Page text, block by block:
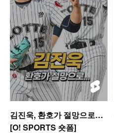
김진욱, 환호가 절망으로…
[O! SPORTS 숏폼]